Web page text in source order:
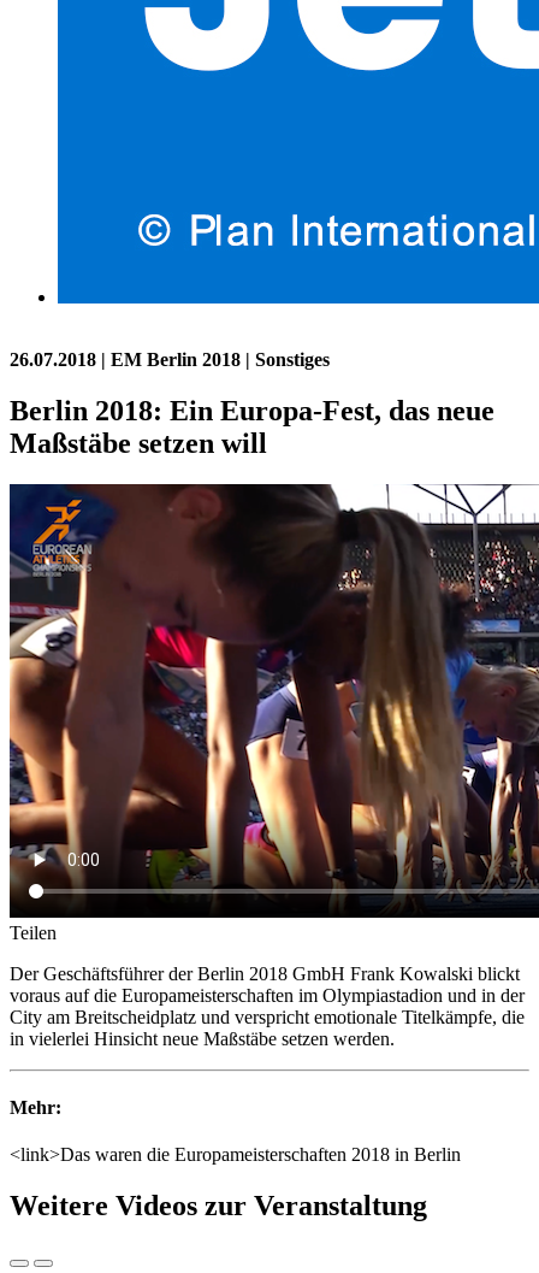
26.07.2018 | EM Berlin 2018 | Sonstiges
Berlin 2018: Ein Europa-Fest, das neue
Maßstäbe setzen will
Teilen
Der Geschäftsführer der Berlin 2018 GmbH Frank Kowalski blickt
voraus auf die Europameisterschaften im Olympiastadion und in der
City am Breitscheidplatz und verspricht emotionale Titelkämpfe, die
in vielerlei Hinsicht neue Maßstäbe setzen werden.
Mehr:
<link>Das waren die Europameisterschaften 2018 in Berlin
Weitere Videos zur Veranstaltung